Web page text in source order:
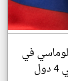
في
إفريقيا بافتتاح ممثليات في 4 دول